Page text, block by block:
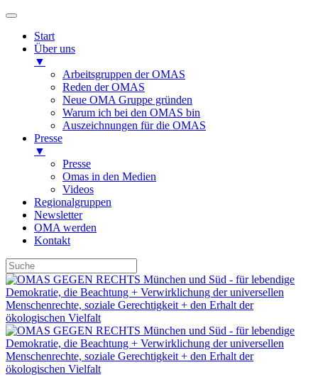
Start
Über uns
▼
Arbeitsgruppen der OMAS
Reden der OMAS
Neue OMA Gruppe gründen
Warum ich bei den OMAS bin
Auszeichnungen für die OMAS
Presse
▼
Presse
Omas in den Medien
Videos
Regionalgruppen
Newsletter
OMA werden
Kontakt